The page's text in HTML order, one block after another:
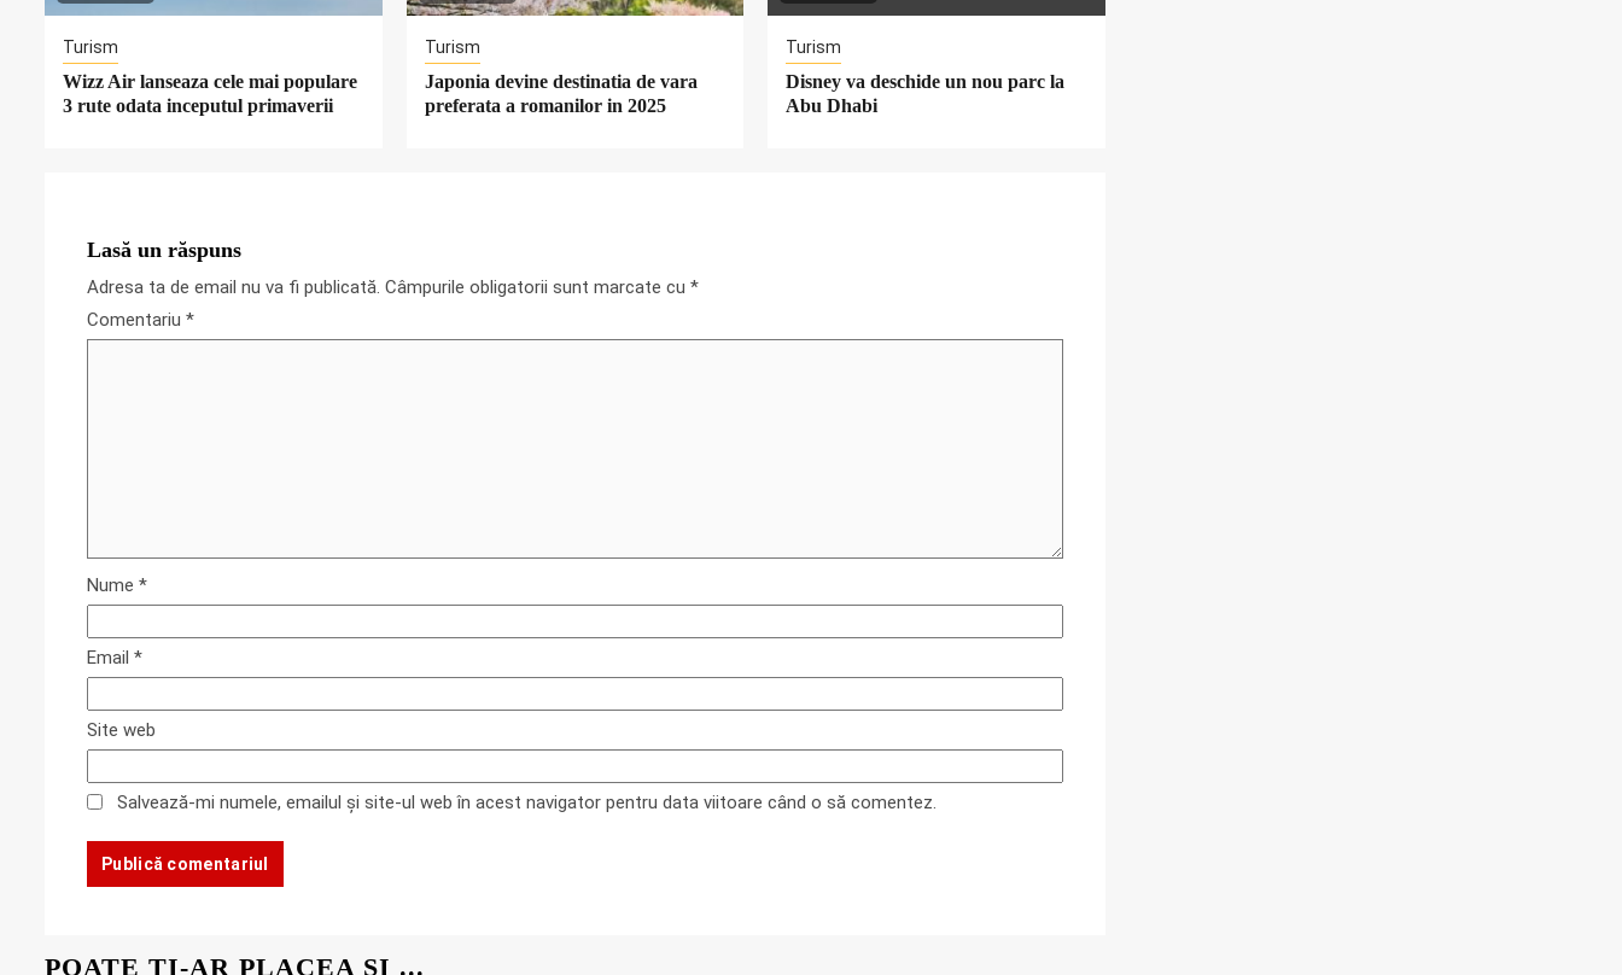
Turism
Wizz Air lanseaza cele mai populare
3 rute odata inceputul primaverii
Turism
Japonia devine destinatia de vara
preferata a romanilor in 2025
Turism
Disney va deschide un nou parc la
Abu Dhabi
Lasă un răspuns
Adresa ta de email nu va fi publicată. Câmpurile obligatorii sunt marcate cu *
Comentariu *
Nume *
Email *
Site web
Salvează-mi numele, emailul și site-ul web în acest navigator pentru data viitoare când o să comentez.
POATE TI-AR PLACEA SI ...